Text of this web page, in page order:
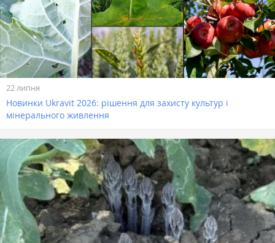
22 липня
Новинки Ukravit 2026: рішення для захисту культур і
мінерального живлення